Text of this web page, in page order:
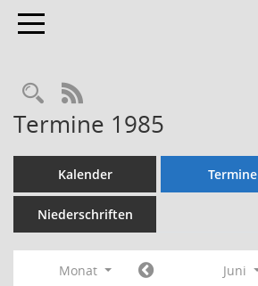
Toggle navigation
Rechercheauswahl
RSS-Feed
Termine 1985
Kalender Termine
Niederschriften
Monat Juni